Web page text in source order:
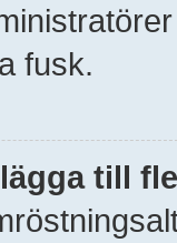
fusk.
till